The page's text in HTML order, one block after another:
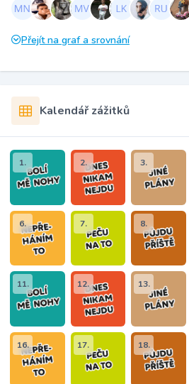
Přejít na graf a srovnání
Kalendář zážitků
1. 2. 3.
6. 7. 8.
11. 12. 13.
16. 17. 18.